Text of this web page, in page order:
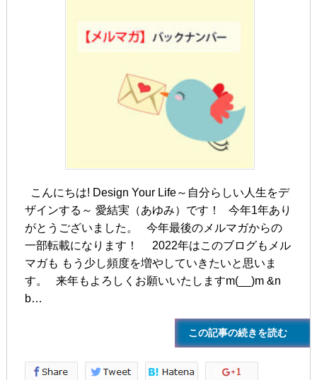
こんにちは! Design Your Life～自分らしい人生をデ
ザインする～ 愛結実（あゆみ）です！ 今年1年あり
がとうございました。 今年最後のメルマガからの
一部転載になります！ 2022年はこのブログもメル
マガも もう少し頻度を増やしていきたいと思いま
す。 来年もよろしくお願いいたしますm(__)m &n
b…
この記事の続きを読む